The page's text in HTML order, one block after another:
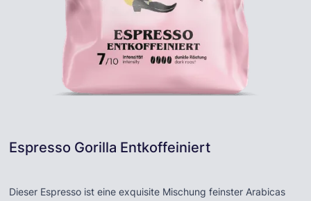
Espresso Gorilla Entkoffeiniert
Dieser Espresso ist eine exquisite Mischung feinster Arabicas